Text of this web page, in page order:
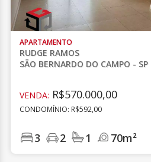
APARTAMENTO
RUDGE RAMOS
SÃO BERNARDO DO CAMPO - SP
VENDA: R$570.000,00
CONDOMÍNIO: R$592,00
3 2 1 70m²